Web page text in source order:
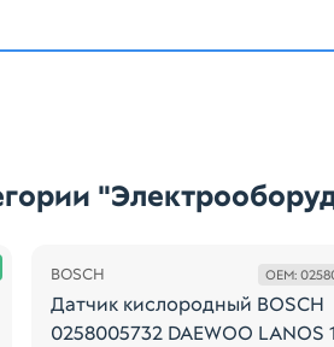
BOSCH OEM:
Датчик кислородный BOSCH
0258005732 DAEWOO LANOS